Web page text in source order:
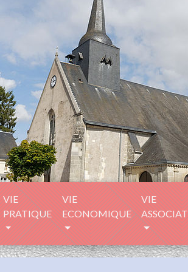
VIE
PRATIQUE
VIE
ECONOMIQUE
VIE